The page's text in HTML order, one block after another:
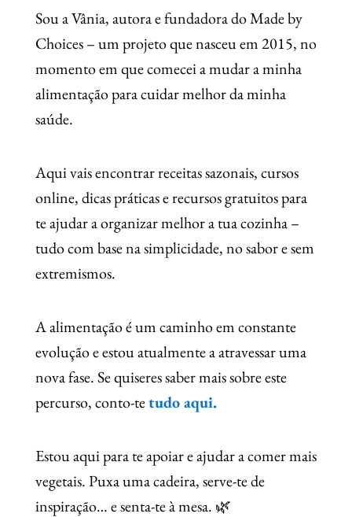
Sou a Vânia, autora e fundadora do Made by
Choices – um projeto que nasceu em 2015, no
momento em que comecei a mudar a minha
alimentação para cuidar melhor da minha
saúde.
Aqui vais encontrar receitas sazonais, cursos
online, dicas práticas e recursos gratuitos para
te ajudar a organizar melhor a tua cozinha –
tudo com base na simplicidade, no sabor e sem
extremismos.
A alimentação é um caminho em constante
evolução e estou atualmente a atravessar uma
nova fase. Se quiseres saber mais sobre este
percurso, conto-tetudo aqui.
Estou aqui para te apoiar e ajudar a comer mais
vegetais. Puxa uma cadeira, serve-te de
inspiração… e senta-te à mesa. 🌿